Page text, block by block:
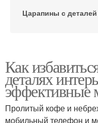
Царапины с деталей
Как
деталях
эффективные
Пролитый кофе и
мобильный телефон и